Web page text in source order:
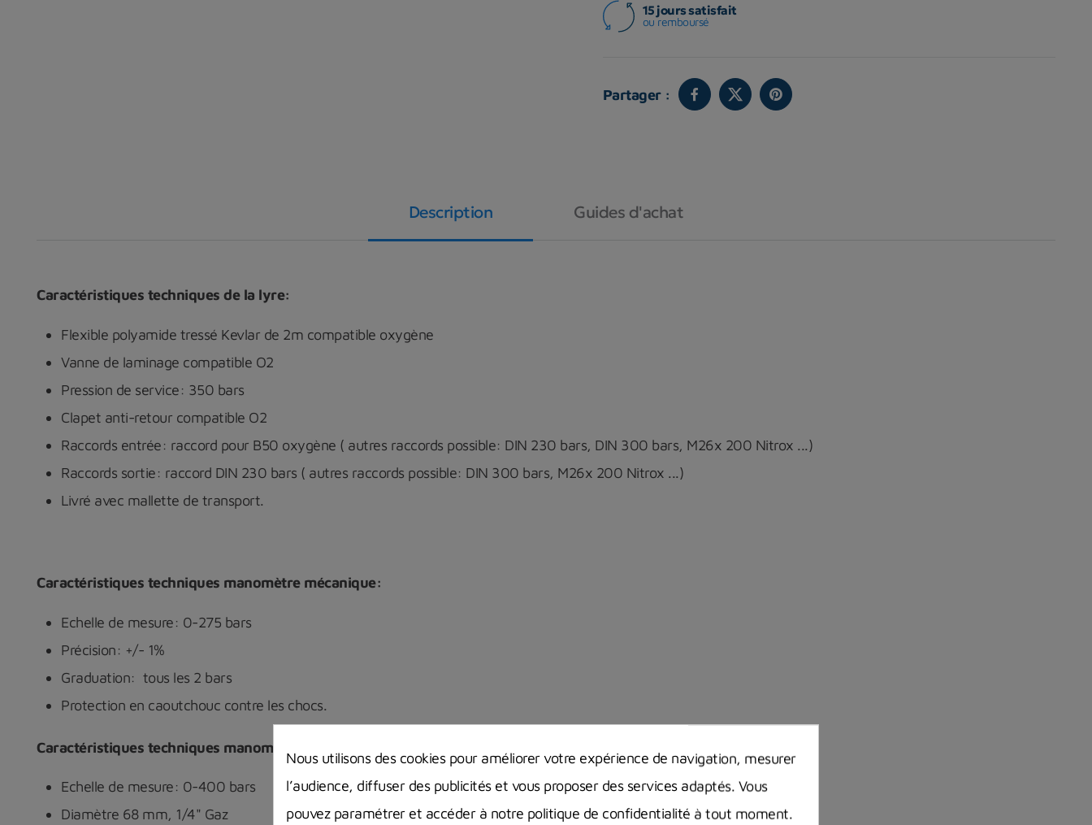
15 jours satisfait
ou remboursé
Partager :
Description Guides d'achat
Caractéristiques techniques de la lyre:
Flexible polyamide tressé Kevlar de 2m compatible oxygène
Vanne de laminage compatible O2
Pression de service: 350 bars
Clapet anti-retour compatible O2
Raccords entrée: raccord pour B50 oxygène ( autres raccords possible: DIN 230 bars, DIN 300 bars, M26x 200 Nitrox ...)
Raccords sortie: raccord DIN 230 bars ( autres raccords possible: DIN 300 bars, M26x 200 Nitrox ...)
Livré avec mallette de transport.
Caractéristiques techniques manomètre mécanique:
Echelle de mesure: 0-275 bars
Précision: +/- 1%
Graduation: tous les 2 bars
Protection en caoutchouc contre les chocs.
Caractéristiques techniques manomètre numérique digital :
Echelle de mesure: 0-400 bars
Diamètre 68 mm, 1/4" Gaz
Nous utilisons des cookies pour améliorer votre expérience de navigation, mesurer
l’audience, diffuser des publicités et vous proposer des services adaptés. Vous
pouvez paramétrer et accéder à notre politique de confidentialité à tout moment.